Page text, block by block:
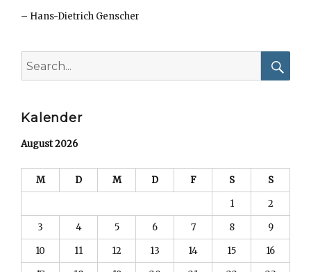
– Hans-Dietrich Genscher
for:
Kalender
August 2026
M D M D F S
S
1
2
3
4 5 6 7 8
9
10
11 12 13 14 15
16